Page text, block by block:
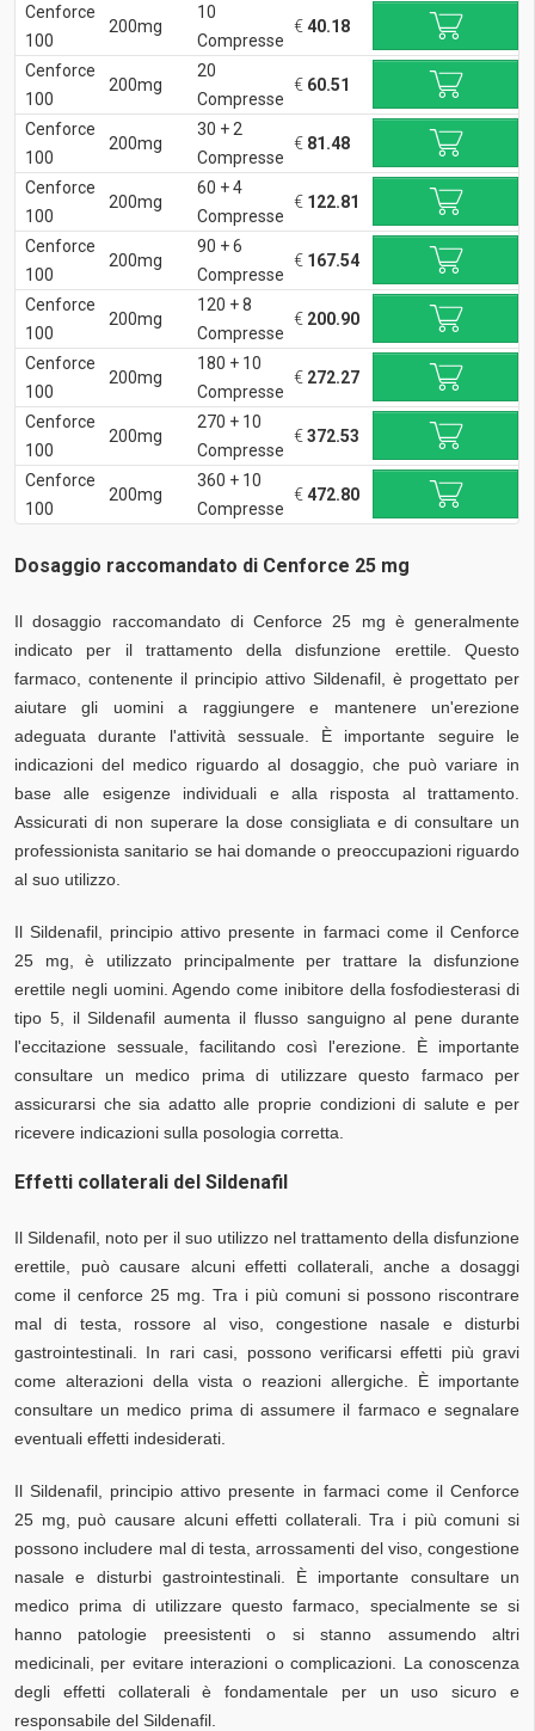
Cenforce
100
200mg
10
Compresse
€40.18
Cenforce
100
200mg
20
Compresse
€ 60.51
Cenforce
100
200mg
30 + 2
Compresse
€ 81.48
Cenforce
100
200mg
60 + 4
Compresse
€ 122.81
Cenforce
100
200mg
90 + 6
Compresse
€ 167.54
Cenforce
100
200mg
120 + 8
Compresse
€ 200.90
Cenforce
100
200mg
180 + 10
Compresse
€ 272.27
Cenforce
100
200mg
270 + 10
Compresse
€372.53
Cenforce
100
200mg
360 + 10
Compresse
€472.80
Dosaggio raccomandato di Cenforce 25 mg
Il dosaggio raccomandato di Cenforce 25 mg è generalmente
indicato per il trattamento della disfunzione erettile. Questo
farmaco, contenente il principio attivo Sildenafil, è progettato per
aiutare gli uomini a raggiungere e mantenere un'erezione
adeguata durante l'attività sessuale. È importante seguire le
indicazioni del medico riguardo al dosaggio, che può variare in
base alle esigenze individuali e alla risposta al trattamento.
Assicurati di non superare la dose consigliata e di consultare un
professionista sanitario se hai domande o preoccupazioni riguardo
al suo utilizzo.
Il Sildenafil, principio attivo presente in farmaci come il Cenforce
25 mg, è utilizzato principalmente per trattare la disfunzione
erettile negli uomini. Agendo come inibitore della fosfodiesterasi di
tipo 5, il Sildenafil aumenta il flusso sanguigno al pene durante
l'eccitazione sessuale, facilitando così l'erezione. È importante
consultare un medico prima di utilizzare questo farmaco per
assicurarsi che sia adatto alle proprie condizioni di salute e per
ricevere indicazioni sulla posologia corretta.
Effetti collaterali del Sildenafil
Il Sildenafil, noto per il suo utilizzo nel trattamento della disfunzione
erettile, può causare alcuni effetti collaterali, anche a dosaggi
come il cenforce 25 mg. Tra i più comuni si possono riscontrare
mal di testa, rossore al viso, congestione nasale e disturbi
gastrointestinali. In rari casi, possono verificarsi effetti più gravi
come alterazioni della vista o reazioni allergiche. È importante
consultare un medico prima di assumere il farmaco e segnalare
eventuali effetti indesiderati.
Il Sildenafil, principio attivo presente in farmaci come il Cenforce
25 mg, può causare alcuni effetti collaterali. Tra i più comuni si
possono includere mal di testa, arrossamenti del viso, congestione
nasale e disturbi gastrointestinali. È importante consultare un
medico prima di utilizzare questo farmaco, specialmente se si
hanno patologie preesistenti o si stanno assumendo altri
medicinali, per evitare interazioni o complicazioni. La conoscenza
degli effetti collaterali è fondamentale per un uso sicuro e
responsabile del Sildenafil.